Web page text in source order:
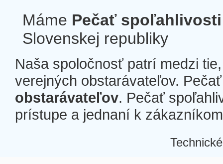
Máme Pečať spoľahlivosti
Slovenskej republiky
Naša spoločnosť patrí medzi
verejných obstarávateľov.
obstarávateľov. Pečať
prístupe a jednaní k